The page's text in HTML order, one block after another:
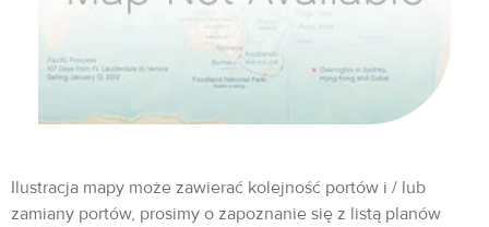
Ilustracja mapy może zawierać kolejność portów i / lub
zamiany portów, prosimy o zapoznanie się z listą planów